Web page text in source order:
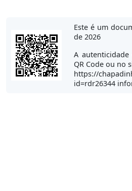
Este é um
de 2026
A
QR Code ou no
https://
id=rdr26344